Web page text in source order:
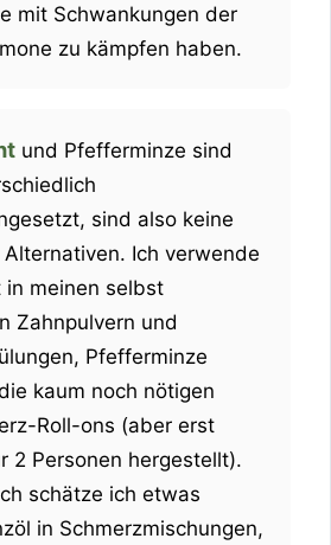
mit Schwankungen der
zu kämpfen haben.
und Pfefferminze sind
sind also keine
Ich verwende
in meinen selbst
Zahnpulvern und
Pfefferminze
kaum noch nötigen
Roll-ons (aber erst
2 Personen hergestellt).
schätze ich etwas
in Schmerzmischungen,